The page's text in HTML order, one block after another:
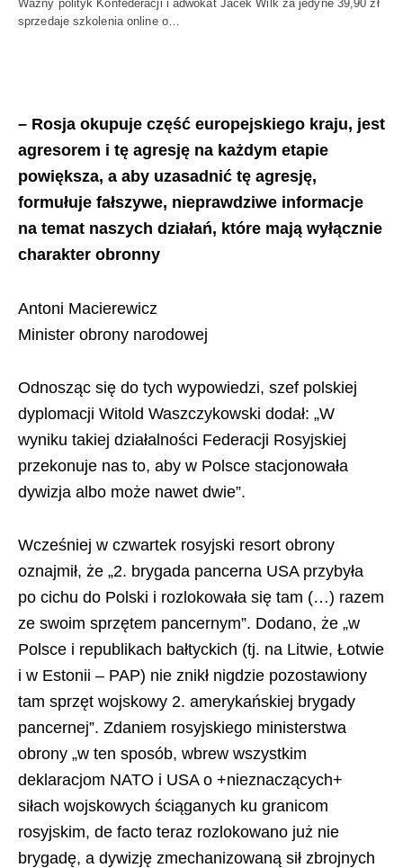
Ważny polityk Konfederacji i adwokat Jacek Wilk za jedyne 39,90 zł
sprzedaje szkolenia online o…
– Rosja okupuje część europejskiego kraju, jest
agresorem i tę agresję na każdym etapie
powiększa, a aby uzasadnić tę agresję,
formułuje fałszywe, nieprawdziwe informacje
na temat naszych działań, które mają wyłącznie
charakter obronny
Antoni Macierewicz
Minister obrony narodowej
Odnosząc się do tych wypowiedzi, szef polskiej
dyplomacji Witold Waszczykowski dodał: „W
wyniku takiej działalności Federacji Rosyjskiej
przekonuje nas to, aby w Polsce stacjonowała
dywizja albo może nawet dwie”.
Wcześniej w czwartek rosyjski resort obrony
oznajmił, że „2. brygada pancerna USA przybyła
po cichu do Polski i rozlokowała się tam (…) razem
ze swoim sprzętem pancernym”. Dodano, że „w
Polsce i republikach bałtyckich (tj. na Litwie, Łotwie
i w Estonii – PAP) nie znikł nigdzie pozostawiony
tam sprzęt wojskowy 2. amerykańskiej brygady
pancernej”. Zdaniem rosyjskiego ministerstwa
obrony „w ten sposób, wbrew wszystkim
deklaracjom NATO i USA o +nieznaczących+
siłach wojskowych ściąganych ku granicom
rosyjskim, de facto teraz rozlokowano już nie
brygadę, a dywizję zmechanizowaną sił zbrojnych